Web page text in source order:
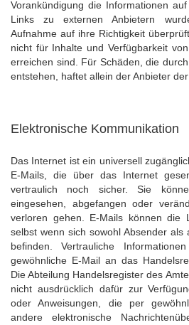
Vorankündigung die Informationen
Links zu externen Anbietern
Aufnahme auf ihre Richtigkeit
nicht für Inhalte und Verfügbarkeit
erreichen sind. Für Schäden, die
entstehen, haftet allein der Anbieter
Elektronische Kommunikation
Das Internet ist ein universell
E-Mails, die über das Internet
vertraulich noch sicher. Sie
eingesehen, abgefangen oder
verloren gehen. E-Mails können die
selbst wenn sich sowohl Absender als
befinden. Vertrauliche
gewöhnliche E-Mail an das
Die Abteilung Handelsregister des
nicht ausdrücklich dafür zur
oder Anweisungen, die per
andere elektronische